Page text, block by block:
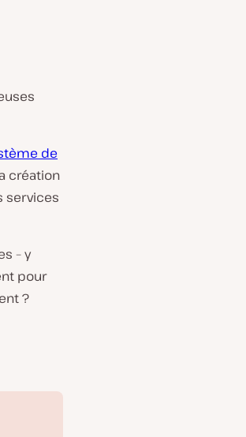
de
création
services
– y
pour
?